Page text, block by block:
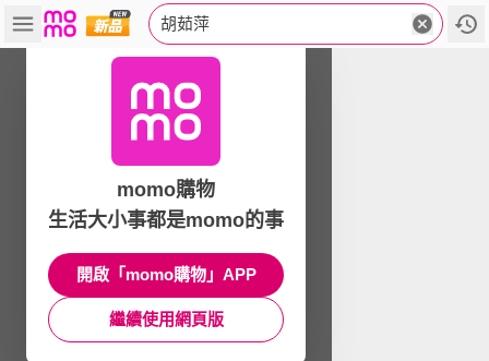
胡茹萍
momo購物
生活大小事都是momo的事
開啟「momo購物」APP
繼續使用網頁版